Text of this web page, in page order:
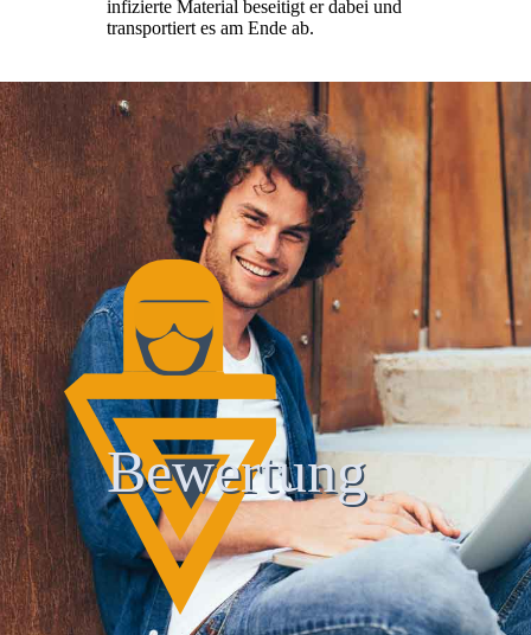
infizierte Material beseitigt er dabei und
transportiert es am Ende ab.
Bewertung